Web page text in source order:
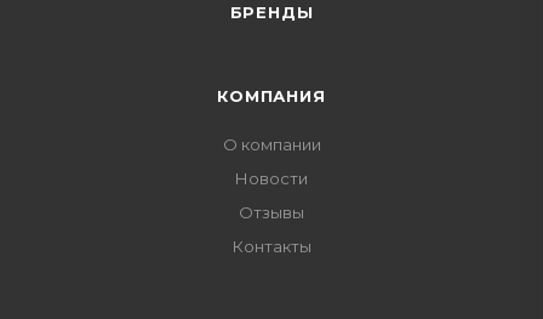
БРЕНДЫ
КОМПАНИЯ
О компании
Новости
Отзывы
Контакты